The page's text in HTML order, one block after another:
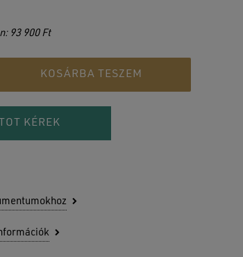
93 900 Ft
KOSÁRBA TESZEM
KÉREK